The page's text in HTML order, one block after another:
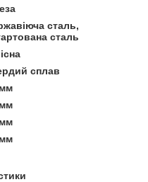
сталь,
сталь
сплав